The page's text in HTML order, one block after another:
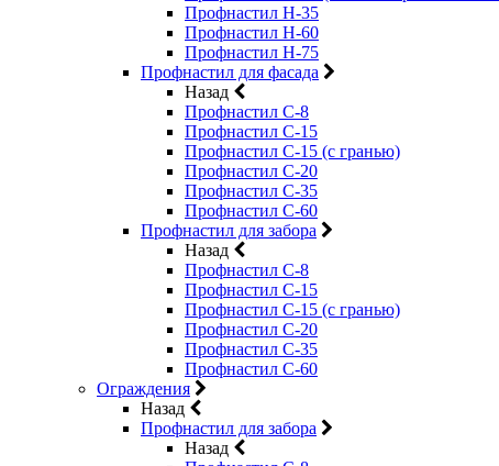
Профнастил Н-35
Профнастил Н-60
Профнастил Н-75
Профнастил для фасада
Назад
Профнастил С-8
Профнастил С-15
Профнастил С-15 (с гранью)
Профнастил С-20
Профнастил С-35
Профнастил С-60
Профнастил для забора
Назад
Профнастил С-8
Профнастил С-15
Профнастил С-15 (с гранью)
Профнастил С-20
Профнастил С-35
Профнастил С-60
Ограждения
Назад
Профнастил для забора
Назад